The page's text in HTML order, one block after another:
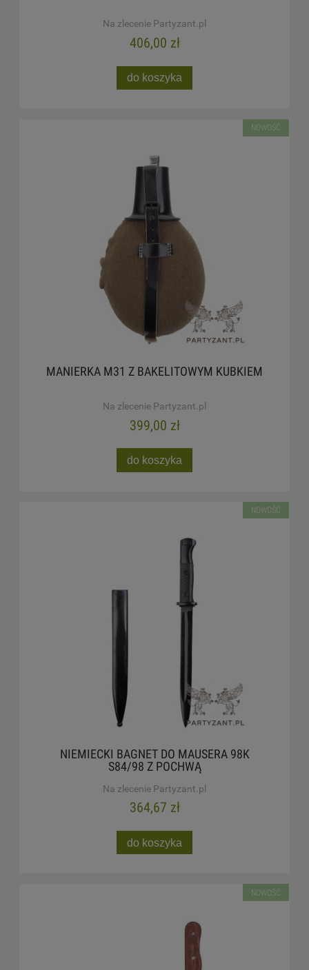
Na zlecenie Partyzant.pl
406,00 zł
do koszyka
MANIERKA M31 Z BAKELITOWYM KUBKIEM
Na zlecenie Partyzant.pl
399,00 zł
do koszyka
NOWOŚĆ
NIEMIECKI BAGNET DO MAUSERA 98K
S84/98 Z POCHWĄ
Na zlecenie Partyzant.pl
364,67 zł
do koszyka
NOWOŚĆ
NOWOŚĆ